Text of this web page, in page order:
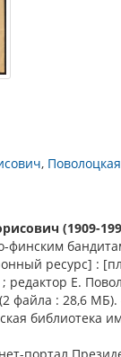
(1909-
финским
ресурс] :
редактор Е.
файла : 28,6 МБ).
библиотека